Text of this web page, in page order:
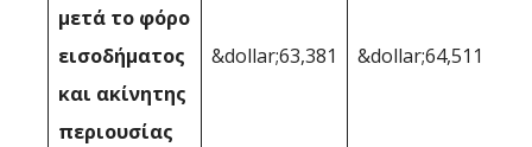
μετά το φόρο
εισοδήματος
και ακίνητης
περιουσίας
&dollar;63,381 &dollar;64,511